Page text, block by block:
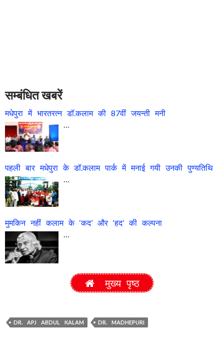
सम्बंधित खबरें
मधेपुरा में भारतरत्न डॉ.कलाम की 87वीं जयन्ती मनी
…
पहली बार मधेपुरा के डॉ.कलाम पार्क में मनाई गयी उनकी पुण्यतिथि
…
मुमकिन नहीं कलाम के ‘कद’ और ‘हद’ की कल्पना
मुख्य पृष्ठ
DR. APJ ABDUL KALAM DR. MADHEPURI